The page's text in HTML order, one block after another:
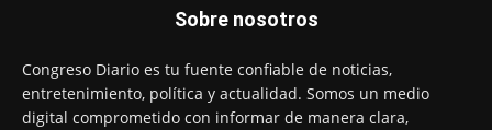
Sobre nosotros
Congreso Diario es tu fuente confiable de noticias,
entretenimiento, política y actualidad. Somos un medio
digital comprometido con informar de manera clara,